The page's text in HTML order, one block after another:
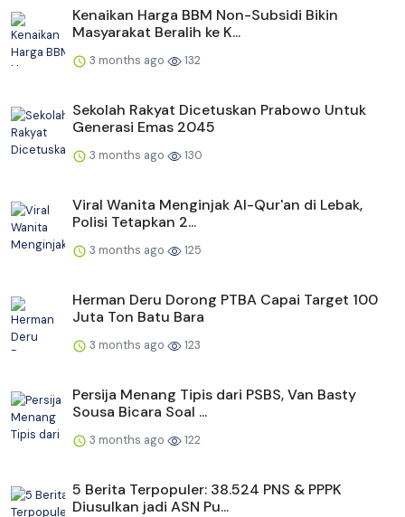
Kenaikan Harga BBM Non-Subsidi Bikin
Masyarakat Beralih ke K...
3 months ago 132
Sekolah Rakyat Dicetuskan Prabowo Untuk
Generasi Emas 2045
3 months ago 130
Viral Wanita Menginjak Al-Qur'an di Lebak,
Polisi Tetapkan 2...
3 months ago 125
Herman Deru Dorong PTBA Capai Target 100
Juta Ton Batu Bara
3 months ago 123
Persija Menang Tipis dari PSBS, Van Basty
Sousa Bicara Soal ...
3 months ago 122
5 Berita Terpopuler: 38.524 PNS & PPPK
Diusulkan jadi ASN Pu...